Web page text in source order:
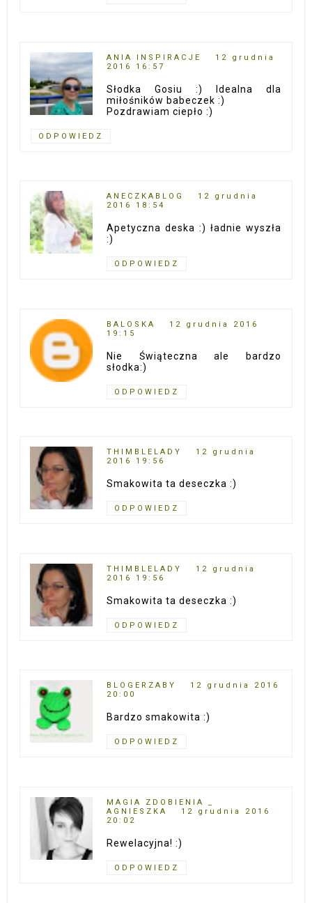
ANIA INSPIRACJE
12 grudnia
2016 16:57
Słodka Gosiu :) Idealna dla
miłośników babeczek :)
Pozdrawiam ciepło :)
ODPOWIEDZ
ANECZKABLOG
12 grudnia
2016 18:54
Apetyczna deska :) ładnie wyszła
:)
ODPOWIEDZ
BALOSKA
12 grudnia 2016
19:15
Nie Świąteczna ale bardzo
słodka:)
ODPOWIEDZ
THIMBLELADY
12 grudnia
2016 19:56
Smakowita ta deseczka :)
ODPOWIEDZ
THIMBLELADY
12 grudnia
2016 19:56
Smakowita ta deseczka :)
ODPOWIEDZ
BLOGERZABY
12 grudnia 2016
20:00
Bardzo smakowita :)
ODPOWIEDZ
MAGIA ZDOBIENIA _
AGNIESZKA
12 grudnia 2016
20:02
Rewelacyjna! :)
ODPOWIEDZ